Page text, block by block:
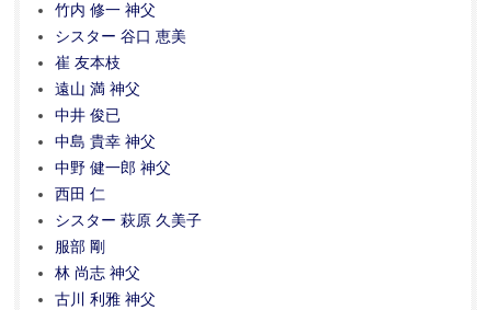
竹内 修一 神父
シスター 谷口 恵美
崔 友本枝
遠山 満 神父
中井 俊已
中島 貴幸 神父
中野 健一郎 神父
西田 仁
シスター 萩原 久美子
服部 剛
林 尚志 神父
古川 利雅 神父